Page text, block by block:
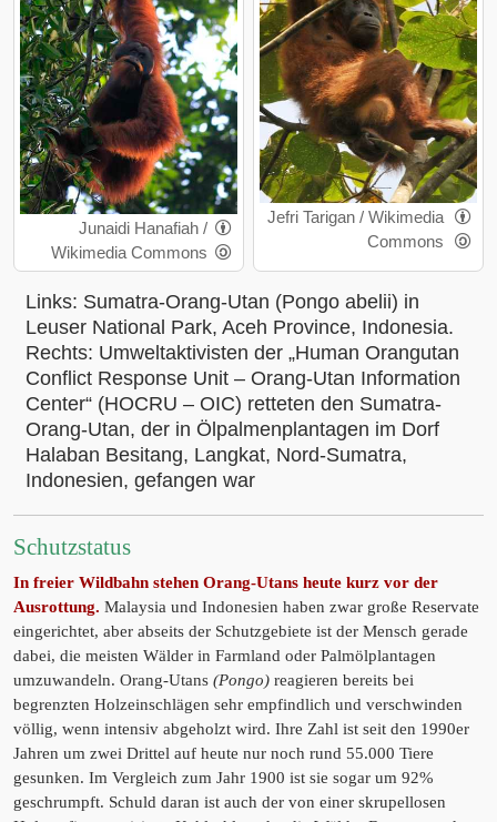
Junaidi Hanafiah /
Wikimedia Commons
Jefri Tarigan / Wikimedia
Commons
Links: Sumatra-Orang-Utan (Pongo abelii) in
Leuser National Park, Aceh Province, Indonesia.
Rechts: Umweltaktivisten der „Human Orangutan
Conflict Response Unit – Orang-Utan Information
Center“ (HOCRU – OIC) retteten den Sumatra-
Orang-Utan, der in Ölpalmenplantagen im Dorf
Halaban Besitang, Langkat, Nord-Sumatra,
Indonesien, gefangen war
Schutzstatus
In freier Wildbahn stehen Orang-Utans heute kurz vor der
Ausrottung. Malaysia und Indonesien haben zwar große Reservate
eingerichtet, aber abseits der Schutzgebiete ist der Mensch gerade
dabei, die meisten Wälder in Farmland oder Palmölplantagen
umzuwandeln. Orang-Utans (Pongo) reagieren bereits bei
begrenzten Holzeinschlägen sehr empfindlich und verschwinden
völlig, wenn intensiv abgeholzt wird. Ihre Zahl ist seit den 1990er
Jahren um zwei Drittel auf heute nur noch rund 55.000 Tiere
gesunken. Im Vergleich zum Jahr 1900 ist sie sogar um 92%
geschrumpft. Schuld daran ist auch der von einer skrupellosen